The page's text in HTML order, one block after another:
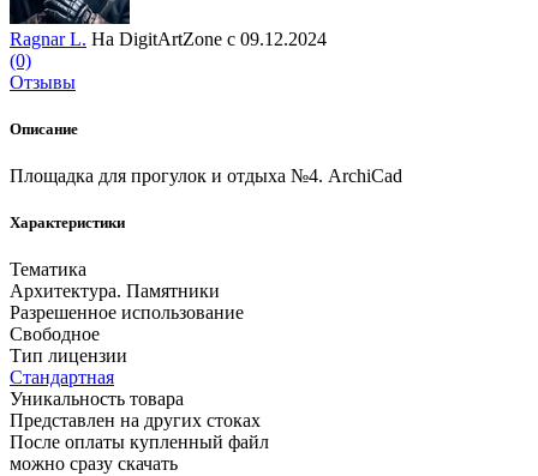
Ragnar L. На DigitArtZone с 09.12.2024
(0)
Отзывы
Описание
Площадка для прогулок и отдыха №4. ArchiCad
Характеристики
Тематика
Архитектура. Памятники
Разрешенное использование
Свободное
Тип лицензии
Стандартная
Уникальность товара
Представлен на других стоках
После оплаты купленный файл
можно сразу скачать